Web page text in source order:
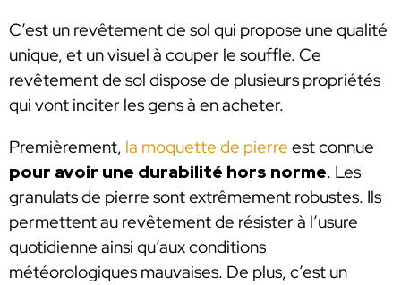
C’est un revêtement de sol qui propose une qualité
unique, et un visuel à couper le souffle. Ce
revêtement de sol dispose de plusieurs propriétés
qui vont inciter les gens à en acheter.
Premièrement, la moquette de pierre est connue
pour avoir une durabilité hors norme. Les
granulats de pierre sont extrêmement robustes. Ils
permettent au revêtement de résister à l’usure
quotidienne ainsi qu’aux conditions
météorologiques mauvaises. De plus, c’est un